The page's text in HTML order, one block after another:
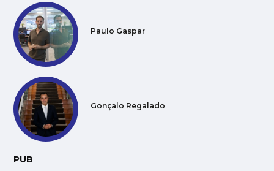
Paulo Gaspar
Gonçalo Regalado
PUB